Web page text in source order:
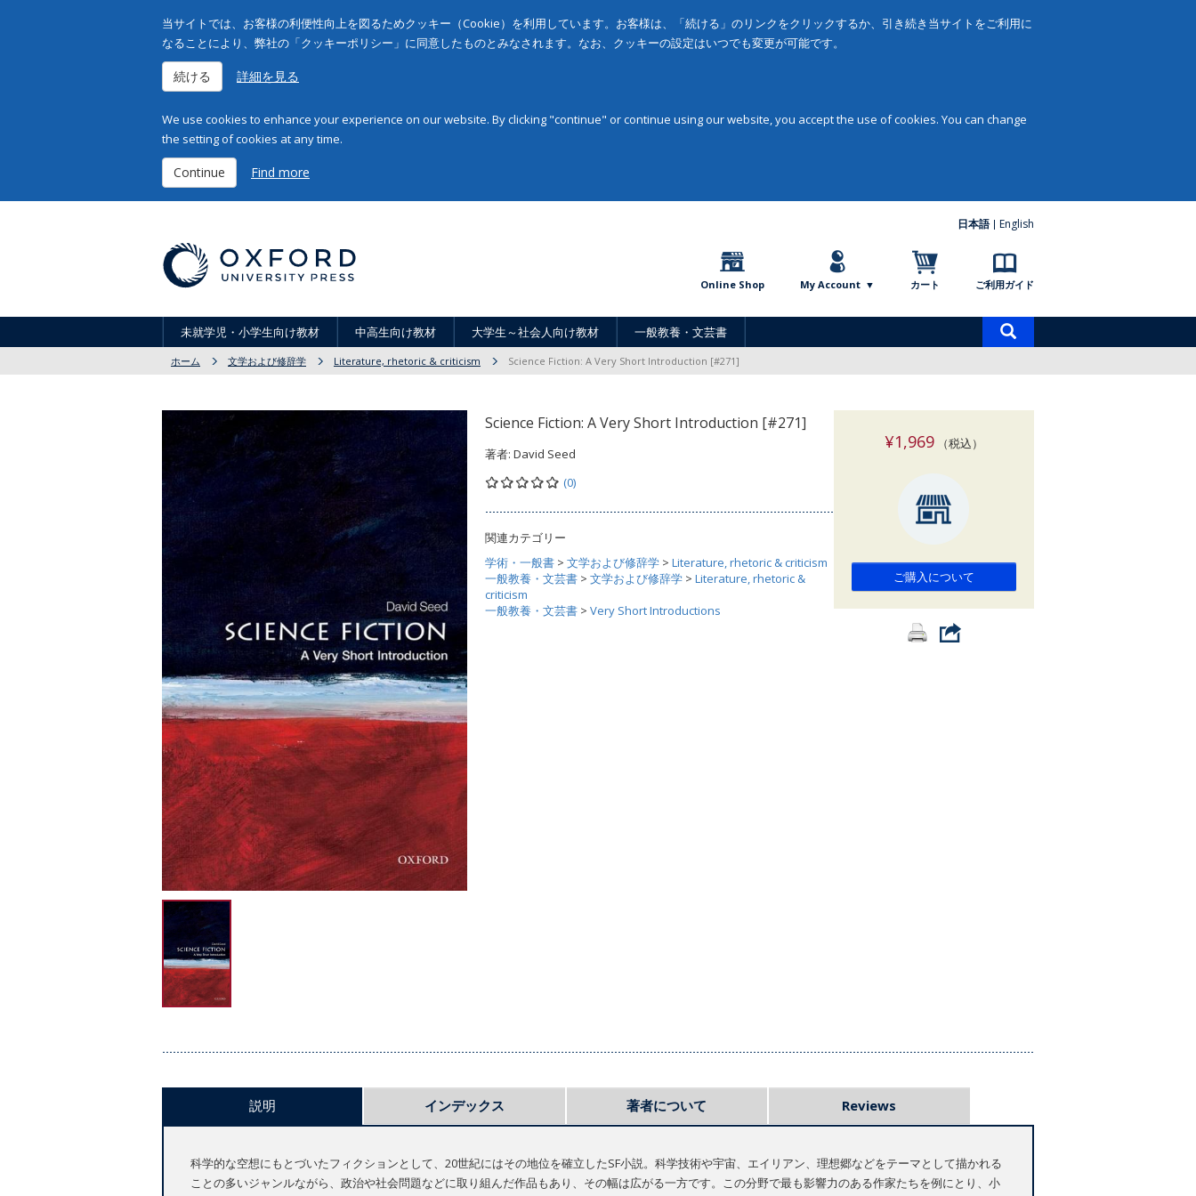
当サイトでは、お客様の利便性向上を図るためクッキー（Cookie）を利用しています。お客様は、「続ける」のリンクをクリックするか、引き続き当サイトをご利用に
なることにより、弊社の「クッキーポリシー」に同意したものとみなされます。なお、クッキーの設定はいつでも変更が可能です。
続ける 詳細を見る
We use cookies to enhance your experience on our website. By clicking "continue" or continue using our website, you accept the use of cookies. You can change
the setting of cookies at any time.
Continue Find more
日本語 English
Online Shop My Account カート ご利用ガイド
未就学児・小学生向け教材 中高生向け教材 大学生～社会人向け教材 一般教養・文芸書
索
ホーム 文学および修辞学 Literature, rhetoric & criticism Science Fiction: A Very Short Introduction [#271]
Science Fiction: A Very Short Introduction [#271]
著者: David Seed
(0)
関連カテゴリー
学術・一般書 > 文学および修辞学 > Literature, rhetoric & criticism
一般教養・文芸書 > 文学および修辞学 > Literature, rhetoric &
criticism
一般教養・文芸書 > Very Short Introductions
¥1,969（税込）
ご購入について
説明 インデックス 著者について Reviews
科学的な空想にもとづいたフィクションとして、20世紀にはその地位を確立したSF小説。科学技術や宇宙、エイリアン、理想郷などをテーマとして描かれる
ことの多いジャンルながら、政治や社会問題などに取り組んだ作品もあり、その幅は広がる一方です。この分野で最も影響力のある作家たちを例にとり、小